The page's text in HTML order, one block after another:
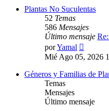
Plantas No Suculentas
52 Temas
586 Mensajes
Último mensaje
porYamal
último
mensaje
Mié Ago 05, 2026
Géneros y Familias de
Temas
Mensajes
Último mensaje